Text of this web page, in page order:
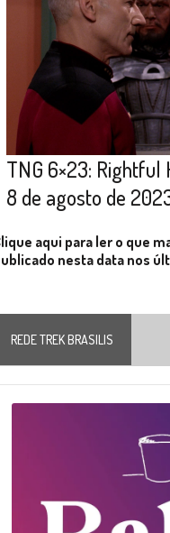
TNG 6×23: Rightful
8 de agosto de
aqui para ler o que
nesta data nos
REDE TREK BRASILIS